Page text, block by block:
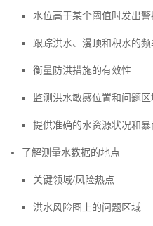
水位高于某个阈值时发出警
跟踪洪水、漫顶和积水的
衡量防洪措施的有效性
监测洪水敏感位置和问题区
提供准确的水资源状况和暴
了解测量水数据的地点
关键领域/风险热点
洪水风险图上的问题区域